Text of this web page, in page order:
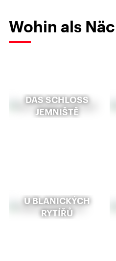
Wohin als
DAS SCHLOSS
JEMNIŠTĚ
U BLANICKÝCH
RYTÍŘŮ